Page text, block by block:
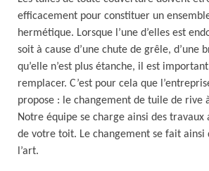
efficacement pour constituer un
hermétique. Lorsque l’une d’elles est
soit à cause d’une chute de grêle, d’une
qu’elle n’est plus étanche, il est
remplacer. C’est pour cela que
propose : le changement de tuile de rive
Notre équipe se charge ainsi des
de votre toit. Le changement se fait ainsi
l’art.